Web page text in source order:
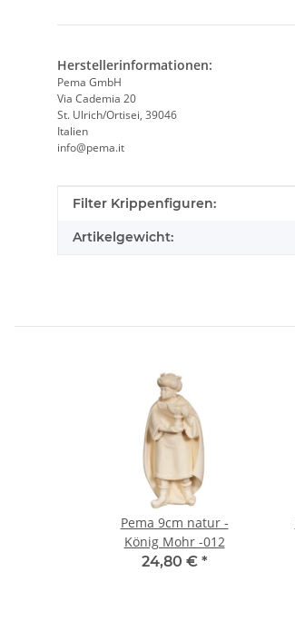
Herstellerinformationen:
Pema GmbH
Via Cademia 20
St. Ulrich/Ortisei, 39046
Italien
info@pema.it
Produkteigenschaft
Wert
Filter Krippenfiguren:
Artikelgewicht:
Pema 9cm natur -
König Mohr -012
24,80 € *